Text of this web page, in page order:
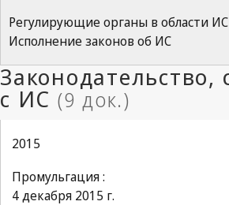
Регулирующие органы в области ИС
Исполнение законов об ИС
2015
Промульгация :
4 декабря 2015 г.